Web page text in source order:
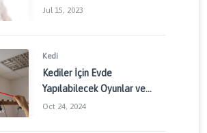
Jul 15, 2023
Kedi
Kediler İçin Evde
Yapılabilecek Oyunlar ve
Aktiviteler: Kedinizin
Oct 24, 2024